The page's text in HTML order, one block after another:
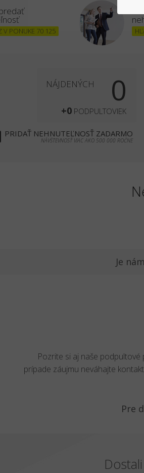
V PONUKE 70 125
NÁJDENÝCH 0
+0 PODPULTOVIEK
PRIDAŤ NEHNUTEĽNOSŤ ZADARMO
NÁVŠTEVNOSŤ VIAC AKO 500 000 ROČNE
Je
Pozrite si aj naše podpultové
prípade záujmu neváhajte
Pre